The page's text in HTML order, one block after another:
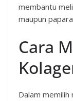
membantu
maupun
Cara
Dalam